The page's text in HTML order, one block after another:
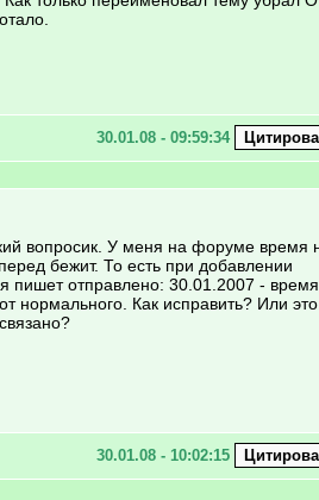
30.01.08 - 09:59:34
вопросик. У меня на форуме время
бежит. То есть при добавлении
пишет отправлено: 30.01.2007 - время
нормального. Как исправить? Или
30.01.08 - 10:02:15